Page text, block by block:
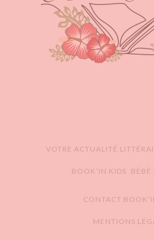
VOTRE ACTUALITÉ
BOOK’IN KIDS BÉBÉ
CONTACT
MENTIONS